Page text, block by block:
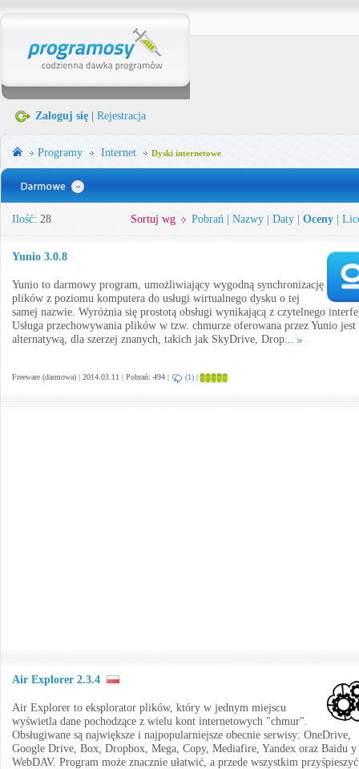
Zaloguj się Rejestracja
Programy Internet Dyski internetowe
Ilość: 28 Sortuj wg Pobrań Nazwy Daty Oceny
Yunio 3.0.8
Yunio to darmowy program, umożliwiający wygodną synchronizację
plików z poziomu komputera do usługi wirtualnego dysku o tej
samej nazwie. Wyróżnia się prostotą obsługi wynikającą z czytelnego
Usługa przechowywania plików w tzw. chmurze oferowana przez Yunio jest
alternatywą, dla szerzej znanych, takich jak SkyDrive, Drop...
Freeware (darmowa) | 2014.03.11 | Pobrań: 494 | (1) |
Air Explorer 2.3.4
Air Explorer to eksplorator plików, który w jednym miejscu
wyświetla dane pochodzące z wielu kont internetowych "chmur".
Obsługiwane są największe i najpopularniejsze obecnie serwisy: OneDrive,
Google Drive, Box, Dropbox, Mega, Copy, Mediafire, Yandex oraz Baidu y
WebDAV. Program może znacznie ułatwić, a przede wszystkim przyśpieszyć